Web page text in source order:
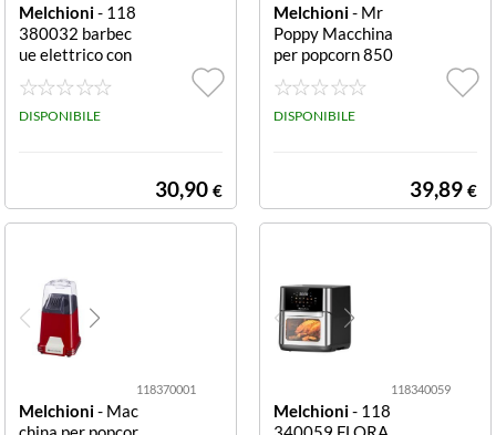
Melchioni- 118
380032 barbec
ue elettrico con
piedistallo 2000
W nero 118380
032 BARBECU
DISPONIBILE
30,90 €
Melchioni- Mr
Poppy Macchina
per popcorn 850
W 2 L Rosso/Ne
ro 118370002
MACCHINA PE
DISPONIBILE
39,89 €
118370001
Melchioni- Mac
118340059
Melchioni- 118